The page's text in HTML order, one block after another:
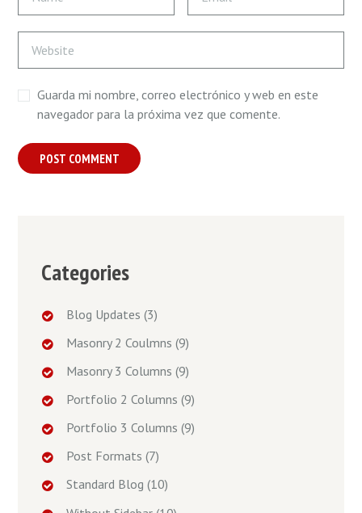
Guarda mi nombre, correo electrónico y web en este
navegador para la próxima vez que comente.
Categories
Blog Updates (3)
Masonry 2 Coulmns (9)
Masonry 3 Columns (9)
Portfolio 2 Columns (9)
Portfolio 3 Columns (9)
Post Formats (7)
Standard Blog (10)